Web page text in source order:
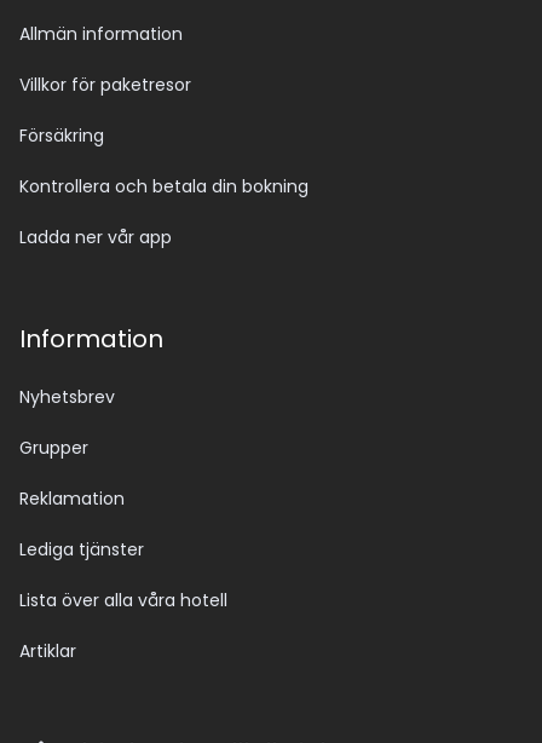
Allmän information
Villkor för paketresor
Försäkring
Kontrollera och betala din bokning
Ladda ner vår app
Information
Nyhetsbrev
Grupper
Reklamation
Lediga tjänster
Lista över alla våra hotell
Artiklar